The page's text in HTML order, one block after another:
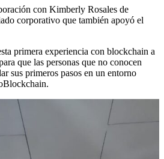
con Kimberly Rosales de
corporativo que también apoyó el
primera experiencia con blockchain a
que las personas que no conocen
sus primeros pasos en un entorno